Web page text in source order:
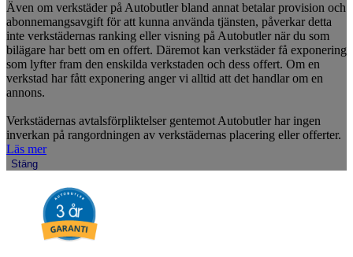
Även om verkstäder på Autobutler bland annat betalar provision och
abonnemangsavgift för att kunna använda tjänsten, påverkar detta
inte verkstädernas ranking eller visning på Autobutler när du som
bilägare har bett om en offert. Däremot kan verkstäder få exponering
som lyfter fram den enskilda verkstaden och dess offert. Om en
verkstad har fått exponering anger vi alltid att det handlar om en
annons.
Verkstädernas avtalsförpliktelser gentemot Autobutler har ingen
inverkan på rangordningen av verkstädernas placering eller offerter.
Läs mer
Stäng